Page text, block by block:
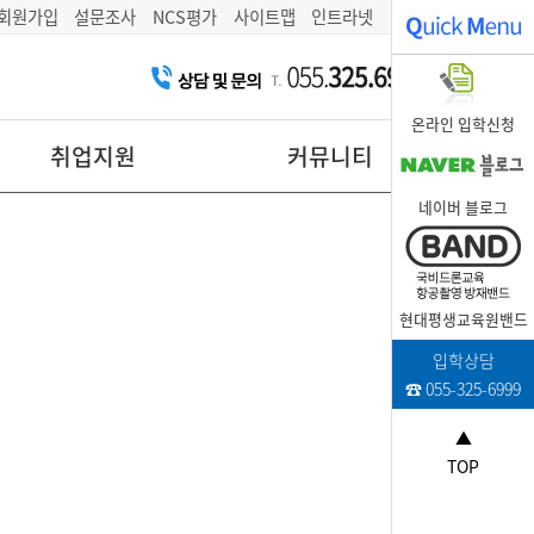
원가입 설문조사 NCS평가 사이트맵 인트라넷
취업지원 커뮤니티
온라인 입학신청
네이버 블로그
현대평생교육원밴드
입학상담
☎ 055-325-6999
▲
TOP